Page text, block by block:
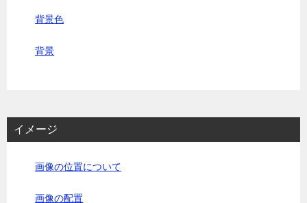
背景色
背景
イメージ
画像の位置について
画像の配置